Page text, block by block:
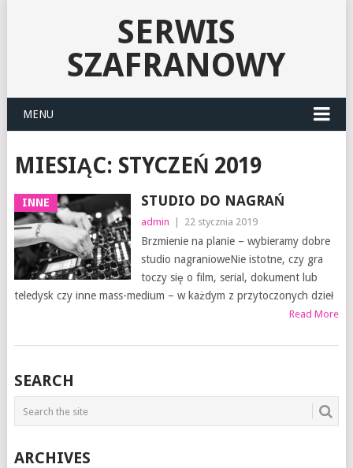
SERWIS
SZAFRANOWY
MENU
MIESIĄC: STYCZEŃ 2019
INNE STUDIO DO NAGRAŃ
admin 22 stycznia 2019
Brzmienie na planie – wybieramy dobre
studio nagranioweNie istotne, czy gra
toczy się o film, serial, dokument lub
teledysk czy inne mass-medium – w każdym z przytoczonych dzieł
Read More
SEARCH
ARCHIVES